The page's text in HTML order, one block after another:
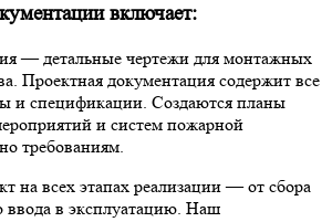
включает:
— детальные чертежи для монтажных
Проектная документация содержит все
и спецификации. Создаются планы
и систем пожарной
требованиям.
на всех этапах реализации — от сбора
ввода в эксплуатацию. Наш